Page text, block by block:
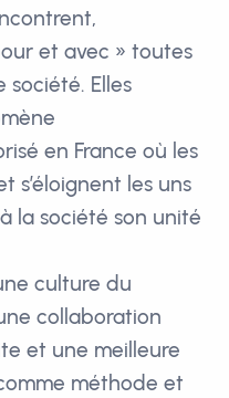
et avec » toutes
société. Elles
en France où les
s’éloignent les uns
la société son unité
culture du
collaboration
et une meilleure
méthode et